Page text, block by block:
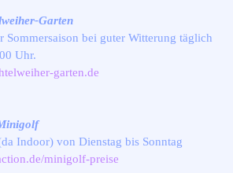
Garten
Sommersaison bei guter Witterung täglich
Uhr.
garten.de
Indoor) von Dienstag bis Sonntag
minigolf-preise